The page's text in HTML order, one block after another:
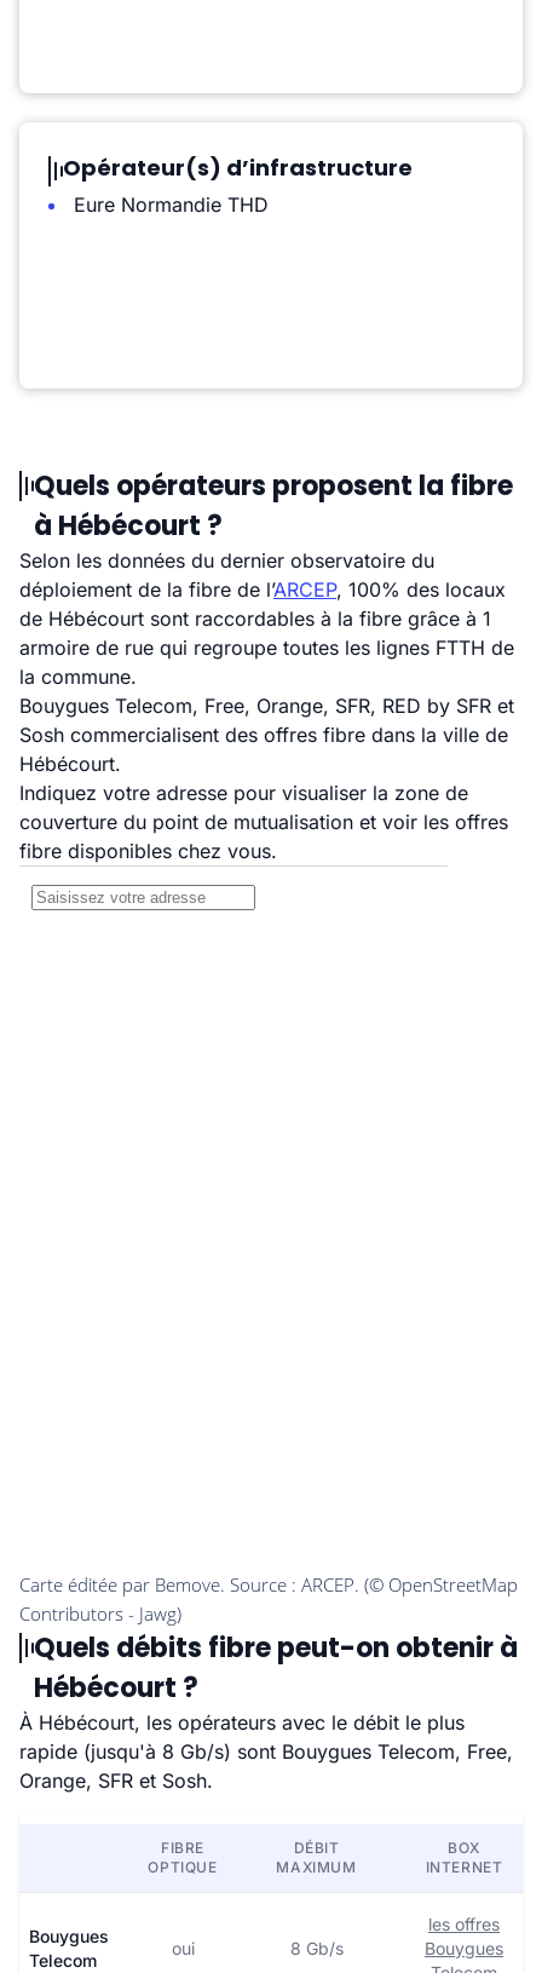
Opérateur(s) d’infrastructure
Eure Normandie THD
Quels opérateurs proposent la fibre
à Hébécourt ?
Selon les données du dernier observatoire du
déploiement de la fibre de l’ARCEP, 100% des locaux
de Hébécourt sont raccordables à la fibre grâce à 1
armoire de rue qui regroupe toutes les lignes FTTH de
la commune.
Bouygues Telecom, Free, Orange, SFR, RED by SFR et
Sosh commercialisent des offres fibre dans la ville de
Hébécourt.
Indiquez votre adresse pour visualiser la zone de
couverture du point de mutualisation et voir les offres
fibre disponibles chez vous.
Quels débits fibre peut-on obtenir à
Hébécourt ?
À Hébécourt, les opérateurs avec le débit le plus
rapide (jusqu'à 8 Gb/s) sont Bouygues Telecom, Free,
Orange, SFR et Sosh.
FIBRE
OPTIQUE
DÉBIT
MAXIMUM
BOX
INTERNET
Bouygues
Telecom
oui 8 Gb/s
les offres
Bouygues